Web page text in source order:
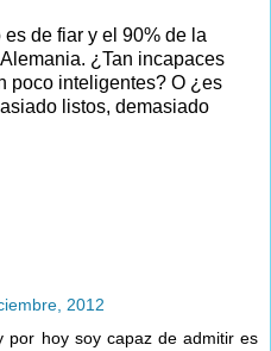
de fiar y el 90% de la
¿Tan incapaces
poco inteligentes? O ¿es
listos, demasiado
2012
por hoy soy capaz de admitir es